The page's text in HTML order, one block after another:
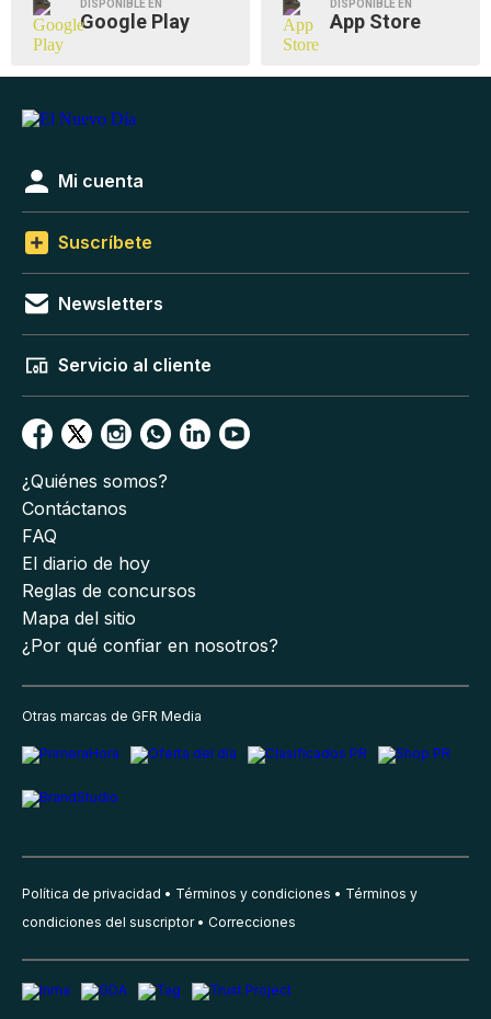
DISPONIBLE EN
Google Play
DISPONIBLE EN
App Store
Mi cuenta
Suscríbete
Newsletters
Servicio al cliente
¿Quiénes somos?
Contáctanos
FAQ
El diario de hoy
Reglas de concursos
Mapa del sitio
¿Por qué confiar en nosotros?
Otras marcas de GFR Media
Política de privacidad Términos y condiciones
Términos y
condiciones del suscriptor
Correcciones